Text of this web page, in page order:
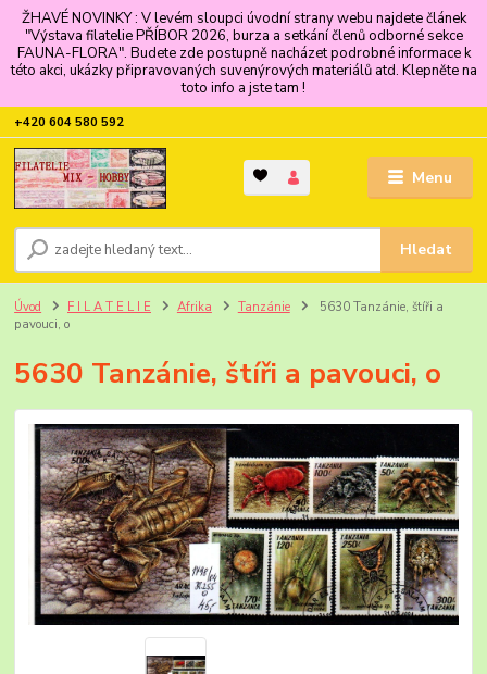
ŽHAVÉ NOVINKY : V levém sloupci úvodní strany webu najdete článek
"Výstava filatelie PŘÍBOR 2026, burza a setkání členů odborné sekce
FAUNA-FLORA". Budete zde postupně nacházet podrobné informace k
této akci, ukázky připravovaných suvenýrových materiálů atd. Klepněte na
toto info a jste tam !
Menu
Hledat
+420 604 580 592
Úvod F I L A T E L I E Afrika Tanzánie
5630 Tanzánie, štíři a
pavouci, o
5630 Tanzánie, štíři a pavouci, o